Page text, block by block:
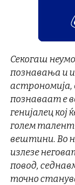
Секогаш
познавања и
астрономија,
познаваат е
генијалец
голем
вештини. Во
излезе
повод,
точно